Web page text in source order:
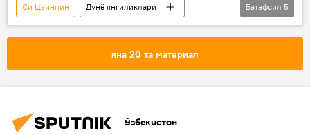
Си Цзинпин
Дунё янгиликлари
Дунёда
Россия
Хитой
Ғалабанинг 80 йиллиги
Батафсил 5
яна 20 та материал
Ўзбекистон